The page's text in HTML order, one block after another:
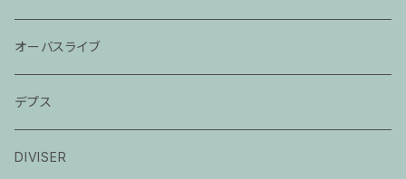
モジョバス
モジョバスグラス
バスエックス
オーバスライブ
デプス
DIVISER